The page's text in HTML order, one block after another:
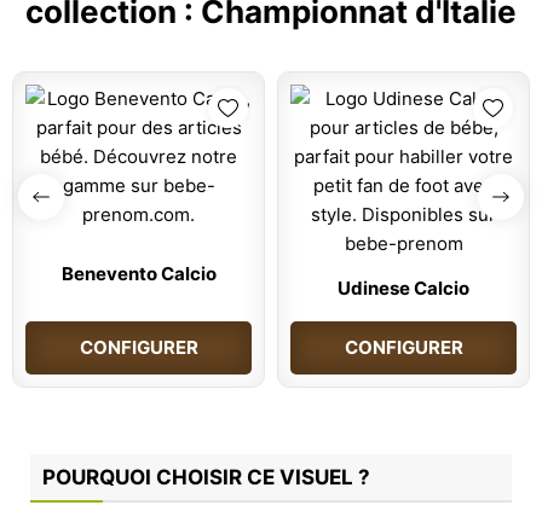
collection : Championnat d'Italie
Benevento Calcio
CONFIGURER
Udinese Calcio
CONFIGURER
POURQUOI CHOISIR CE VISUEL ?